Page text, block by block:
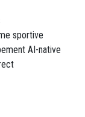
sportive
AI-native